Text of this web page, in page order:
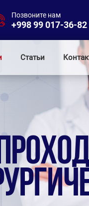
Позвоните нам
+998 99 017-36-82
Статьи